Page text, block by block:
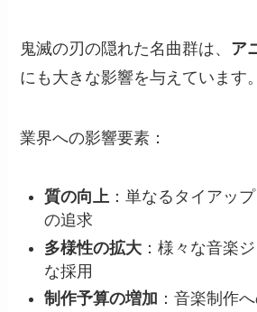
鬼滅の刃の隠れた名曲群は、 ア
にも大きな影響を与えています。
業界への影響要素：
質の向上 ：単なるタイアッ
の追求
多様性の拡大 ：様々な音楽
な採用
制作予算の増加 ：音楽制作